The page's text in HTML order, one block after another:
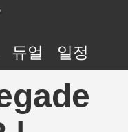
듀얼 일정